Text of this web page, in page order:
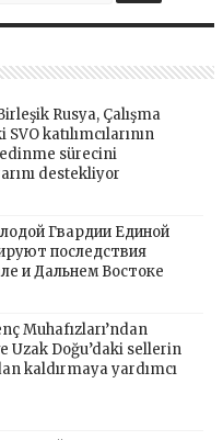
Rusya, Çalışma
SVO katılımcılarının
sürecini
destekliyor
Гвардии Единой
последствия
и Дальнем Востоке
Muhafızları’ndan
Uzak Doğu’daki sellerin
kaldırmaya yardımcı